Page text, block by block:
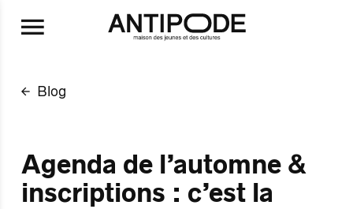
Aller au contenu principal
Blog
Agenda de l’automne &
inscriptions : c’est la